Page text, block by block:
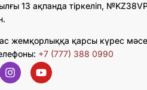
13 ақпанда тіркеліп,
жемқорлыққа қарсы күрес
+7 (777) 388 0990